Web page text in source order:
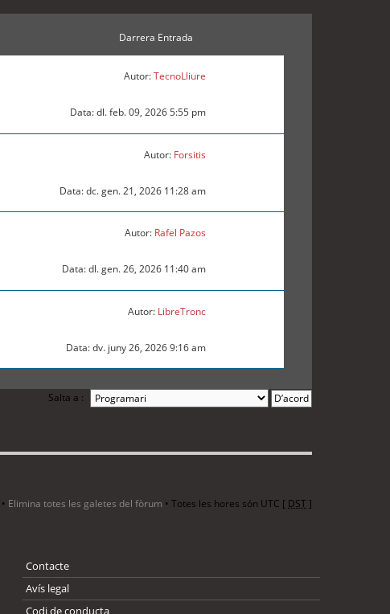
Darrera Entrada
Autor:TecnoLliure
Data: dl. feb. 09, 2026 5:55 pm
Autor: Forsitis
Data: dc. gen. 21, 2026 11:28 am
Autor: Rafel Pazos
Data: dl. gen. 26, 2026 11:40 am
Autor: LibreTronc
Data: dv. juny 26, 2026 9:16 am
Salta a :
• Elimina totes les galetes del fòrum • Totes les hores són UTC [ DST]
Contacte
Avís legal
Codi de conducta